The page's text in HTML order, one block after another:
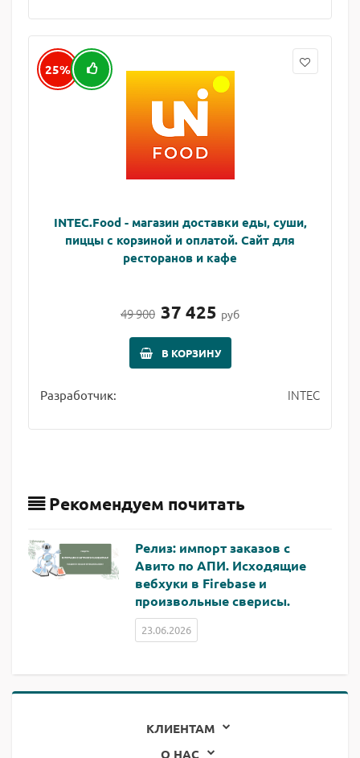
25%
INTEC.Food - магазин доставки еды, суши,
пиццы с корзиной и оплатой. Сайт для
ресторанов и кафе
49 900 37 425 руб
В КОРЗИНУ
Разработчик: INTEC
Рекомендуем почитать
Релиз: импорт заказов с
Авито по АПИ. Исходящие
вебхуки в Firebase и
произвольные сверисы.
23.06.2026
КЛИЕНТАМ
О НАС